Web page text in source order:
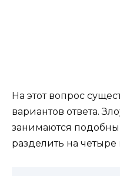
На этот вопрос
вариантов ответа.
занимаются
разделить на четыре